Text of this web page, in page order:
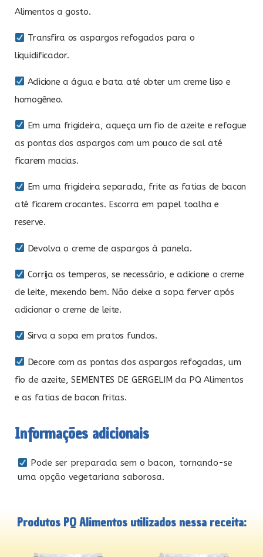
Alimentos a gosto.
Transfira os aspargos refogados para o
liquidificador.
Adicione a água e bata até obter um creme liso e
homogêneo.
Em uma frigideira, aqueça um fio de azeite e refogue
as pontas dos aspargos com um pouco de sal até
ficarem macias.
Em uma frigideira separada, frite as fatias de bacon
até ficarem crocantes. Escorra em papel toalha e
reserve.
Devolva o creme de aspargos à panela.
Corrija os temperos, se necessário, e adicione o creme
de leite, mexendo bem. Não deixe a sopa ferver após
adicionar o creme de leite.
Sirva a sopa em pratos fundos.
Decore com as pontas dos aspargos refogadas, um
fio de azeite, SEMENTES DE GERGELIM da PQ Alimentos
e as fatias de bacon fritas.
Informações adicionais
Pode ser preparada sem o bacon, tornando-se
uma opção vegetariana saborosa.
Produtos PQ Alimentos utilizados nessa receita: